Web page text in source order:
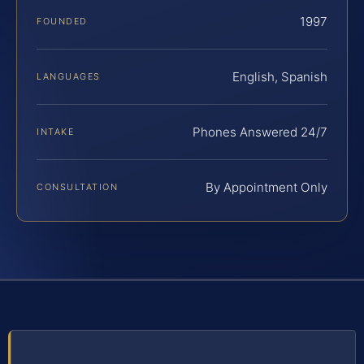
FOUNDED 1997
LANGUAGES English, Spanish
INTAKE Phones Answered 24/7
CONSULTATION By Appointment Only